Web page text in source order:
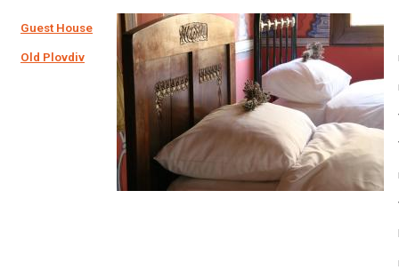
Guest House
Old Plovdiv